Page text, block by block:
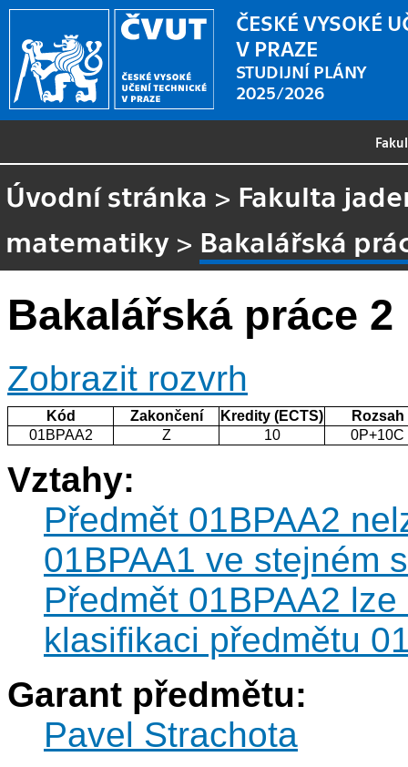
ČESKÉ VYSOKÉ
V PRAZE
STUDIJNÍ PLÁNY
2025/2026
Úvodní stránka > Fakulta
matematiky > Bakalářská
Bakalářská práce 2
Zobrazit rozvrh
Kód Zakončení Kredity (ECTS)
Rozsah
01BPAA2
Z 10 0P+10C
Vztahy:
Předmět 01BPAA2
01BPAA1 ve stejném
Předmět 01BPAA2
klasifikaci předmětu
Garant předmětu:
Pavel Strachota